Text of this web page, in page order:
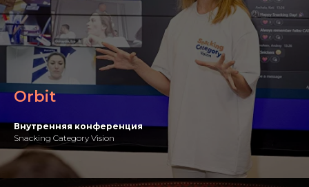
Orbit
Внутренняя конференция
Snacking Category Vision